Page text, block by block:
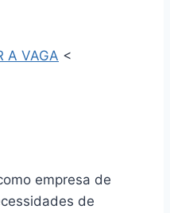
A VAGA <
empresa de
de